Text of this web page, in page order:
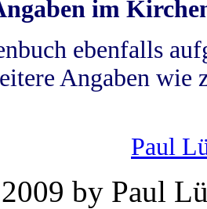
im
ebenfalls
Angaben wie
Paul
by Paul